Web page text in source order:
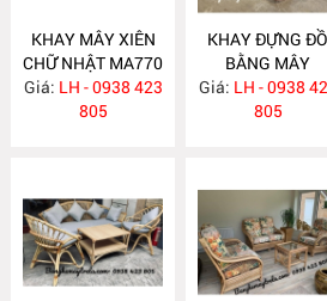
KHAY MÂY XIÊN
CHỮ NHẬT MA770
Giá: LH - 0938 423
805
KHAY ĐỰNG ĐỒ
BẰNG MÂY
MA769
Giá: LH - 0938
805